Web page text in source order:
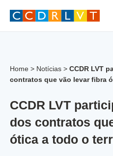
Home > Notícias > CCDR LVT
contratos que vão levar fibra
CCDR LVT
dos contratos
ótica a todo o